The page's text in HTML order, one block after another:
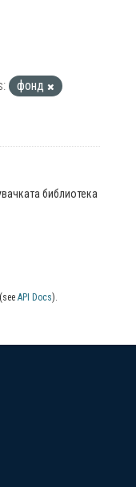
фонд
библиотека
(see API Docs).